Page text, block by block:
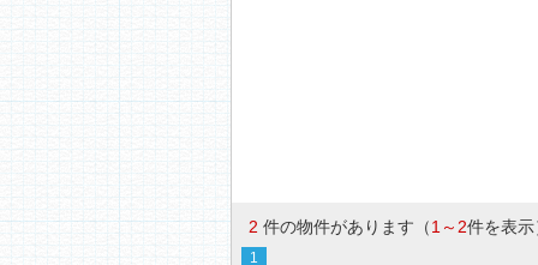
2 件の物件があります（1～2件を表示
1